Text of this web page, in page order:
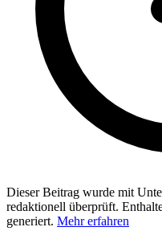
Dieser Beitrag wurde mit
redaktionell überprüft.
generiert. Mehr erfahren